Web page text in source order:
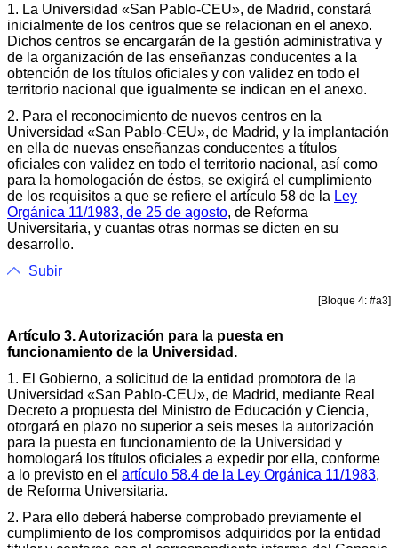
1. La Universidad «San Pablo-CEU», de Madrid, constará
inicialmente de los centros que se relacionan en el anexo.
Dichos centros se encargarán de la gestión administrativa y
de la organización de las enseñanzas conducentes a la
obtención de los títulos oficiales y con validez en todo el
territorio nacional que igualmente se indican en el anexo.
2. Para el reconocimiento de nuevos centros en la
Universidad «San Pablo-CEU», de Madrid, y la implantación
en ella de nuevas enseñanzas conducentes a títulos
oficiales con validez en todo el territorio nacional, así como
para la homologación de éstos, se exigirá el cumplimiento
de los requisitos a que se refiere el artículo 58 de la Ley
Orgánica 11/1983, de 25 de agosto, de Reforma
Universitaria, y cuantas otras normas se dicten en su
desarrollo.
Subir
[Bloque 4: #a3]
Artículo 3. Autorización para la puesta en
funcionamiento de la Universidad.
1. El Gobierno, a solicitud de la entidad promotora de la
Universidad «San Pablo-CEU», de Madrid, mediante Real
Decreto a propuesta del Ministro de Educación y Ciencia,
otorgará en plazo no superior a seis meses la autorización
para la puesta en funcionamiento de la Universidad y
homologará los títulos oficiales a expedir por ella, conforme
a lo previsto en el artículo 58.4 de la Ley Orgánica 11/1983,
de Reforma Universitaria.
2. Para ello deberá haberse comprobado previamente el
cumplimiento de los compromisos adquiridos por la entidad